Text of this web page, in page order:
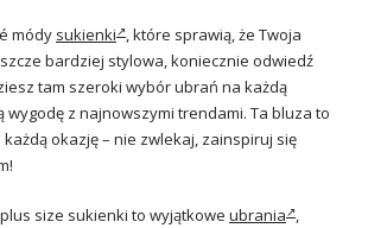
módy sukienki , które sprawią, że Twoja
bardziej stylowa, koniecznie odwiedź
tam szeroki wybór ubrań na każdą
wygodę z najnowszymi trendami. Ta bluza to
okazję – nie zwlekaj, zainspiruj się
size sukienki to wyjątkowe ubrania ,